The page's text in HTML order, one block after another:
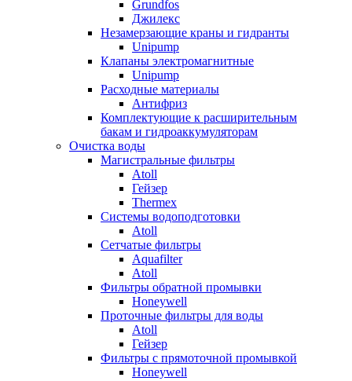
Grundfos
Джилекс
Незамерзающие краны и гидранты
Unipump
Клапаны электромагнитные
Unipump
Расходные материалы
Антифриз
Комплектующие к расширительным
бакам и гидроаккумуляторам
Очистка воды
Магистральные фильтры
Atoll
Гейзер
Thermex
Системы водоподготовки
Atoll
Сетчатые фильтры
Aquafilter
Atoll
Фильтры обратной промывки
Honeywell
Проточные фильтры для воды
Atoll
Гейзер
Фильтры с прямоточной промывкой
Honeywell